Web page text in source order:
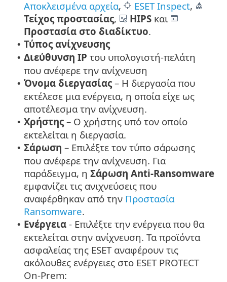
Αποκλεισμένα αρχεία, ESET Inspect,
Τείχος προστασίας, HIPS και
Προστασία στο διαδίκτυο.
• Τύπος ανίχνευσης
• Διεύθυνση IP του υπολογιστή-πελάτη
που ανέφερε την ανίχνευση
• Όνομα διεργασίας – Η διεργασία που
εκτέλεσε μια ενέργεια, η οποία είχε ως
αποτέλεσμα την ανίχνευση.
• Χρήστης – Ο χρήστης υπό τον οποίο
εκτελείται η διεργασία.
• Σάρωση – Επιλέξτε τον τύπο σάρωσης
που ανέφερε την ανίχνευση. Για
παράδειγμα, η Σάρωση Anti-Ransomware
εμφανίζει τις ανιχνεύσεις που
αναφέρθηκαν από την Προστασία
Ransomware.
• Ενέργεια - Επιλέξτε την ενέργεια που θα
εκτελείται στην ανίχνευση. Τα προϊόντα
ασφαλείας της ESET αναφέρουν τις
ακόλουθες ενέργειες στο ESET PROTECT
On-Prem: